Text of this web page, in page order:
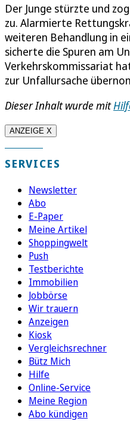
Der Junge stürzte und
zu. Alarmierte
weiteren Behandlung in
sicherte die Spuren am
Verkehrskommissariat
zur Unfallursache
Dieser Inhalt wurde mit
ANZEIGE X
SERVICES
Newsletter
Abo
E-Paper
Meine Artikel
Shoppingwelt
Push
Testberichte
Immobilien
Jobbörse
Wir trauern
Anzeigen
Kiosk
Vergleichsrechner
Bütz Mich
Hilfe
Online-Service
Meine Region
Abo kündigen